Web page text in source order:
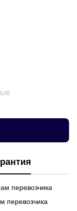
перевозчика
перевозчика